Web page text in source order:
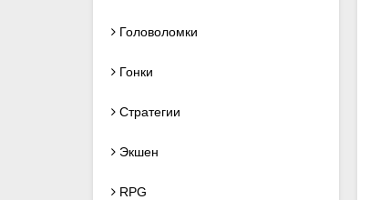
Головоломки
Гонки
Стратегии
Экшен
RPG